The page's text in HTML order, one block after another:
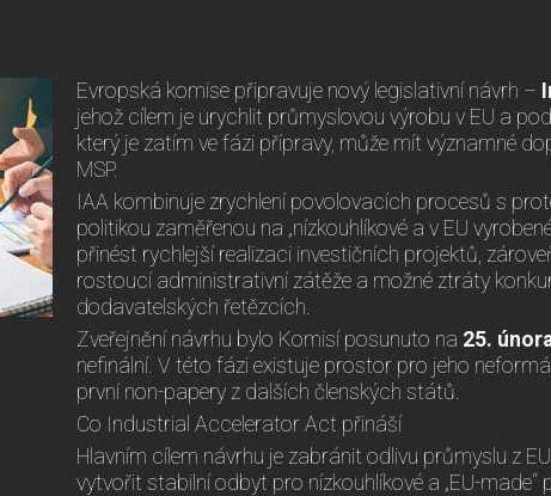
Evropská komise připravuje nový legislativní návrh –
jehož cílem je urychlit průmyslovou výrobu v EU a
který je zatím ve fázi přípravy, může mít významné
MSP.
IAA kombinuje zrychlení povolovacích procesů s
politikou zaměřenou na „nízkouhlíkové a v EU
přinést rychlejší realizaci investičních projektů,
rostoucí administrativní zátěže a možné ztráty
dodavatelských řetězcích.
Zveřejnění návrhu bylo Komisí posunuto na 25.
nefinální. V této fázi existuje prostor pro jeho
první non-papery z dalších členských států.
Co Industrial Accelerator Act přináší
Hlavním cílem návrhu je zabránit odlivu průmyslu z
vytvořit stabilní odbyt pro nízkouhlíkové a „EU-